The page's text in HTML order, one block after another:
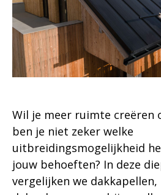
Wil je meer ruimte creëren
ben je niet zeker welke
uitbreidingsmogelijkheid
jouw behoeften? In deze
vergelijken we